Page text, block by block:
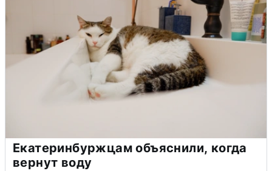
Екатеринбуржцам объяснили, когда
вернут воду